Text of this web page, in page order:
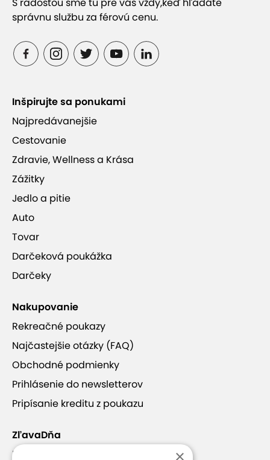
správnu službu za férovú cenu.
Inšpirujte sa ponukami
Najpredávanejšie
Cestovanie
Zdravie, Wellness a Krása
Zážitky
Jedlo a pitie
Auto
Tovar
Darčeková poukážka
Darčeky
Nakupovanie
Rekreačné poukazy
Najčastejšie otázky (FAQ)
Obchodné podmienky
Prihlásenie do newsletterov
Pripísanie kreditu z poukazu
ZľavaDňa
Náš príbeh